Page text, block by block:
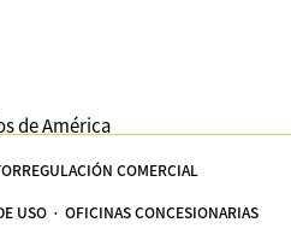
de América
COMERCIAL
USO OFICINAS CONCESIONARIAS